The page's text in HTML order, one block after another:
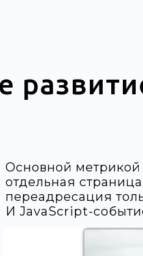
Основной
отдельная
переадресация
И JavaScript-